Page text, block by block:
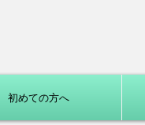
初めての方へ